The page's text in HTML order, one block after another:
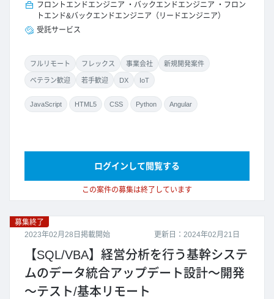
フロントエンドエンジニア バックエンドエンジニア
フロン
トエンド&バックエンドエンジニア（リードエンジニア）
受託サービス
フルリモート フレックス 事業会社 新規開発案件
ベテラン歓迎 若手歓迎 DX IoT
JavaScript HTML5 CSS Python Angular
この案件の募集は終了しています
ログインして閲覧する
更新日：2024年02月21日
募集終了
2023年02月28日掲載開始
【SQL/VBA】経営分析を行う基幹システ
ムのデータ統合アップデート設計～開発
～テスト/基本リモート